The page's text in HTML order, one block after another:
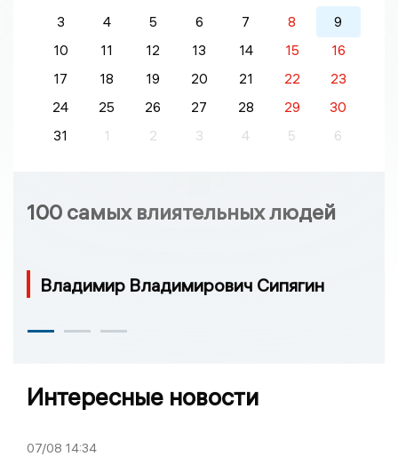
3
4 5 6 7 8
9
10
11 12 13 14 15
16
17
18 19 20 21 22
23
24
25 26 27 28 29
30
31
1 2 3 4 5 6
100 самых влиятельных людей
Владимир Владимирович Сипягин
Интересные новости
07/08 14:34